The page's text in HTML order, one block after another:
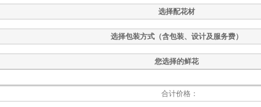
选择配花材
选择包装方式（含包装、设计及服务费）
您选择的鲜花
合计价格：